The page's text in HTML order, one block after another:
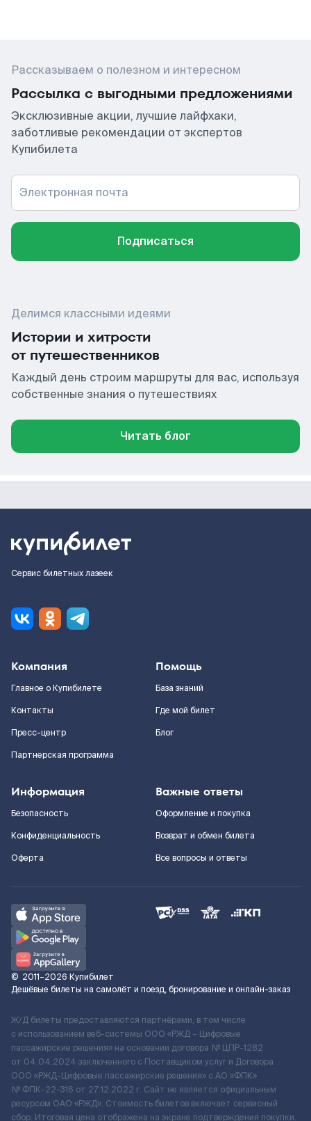
Рассказываем о полезном и интересном
Рассылка с выгодными предложениями
Эксклюзивные акции, лучшие лайфхаки,
заботливые рекомендации от экспертов
Купибилета
Электронная почта
Подписаться
Делимся классными идеями
Истории и хитрости
от путешественников
Каждый день строим маршруты для вас, используя
собственные знания о путешествиях
Читать блог
Сервис билетных лазеек
Компания
Главное о Купибилете
Контакты
Пресс-центр
Партнерская программа
Помощь
База знаний
Где мой билет
Блог
Информация
Безопасность
Конфиденциальность
Оферта
Важные ответы
Оформление и покупка
Возврат и обмен билета
Все вопросы и ответы
© 2011–2026 Купибилет
Дешёвые билеты на самолёт и поезд, бронирование и онлайн-заказ
Ж/Д билеты предоставляются партнёрами, в том числе
с использованием веб-системы ООО «РЖД – Цифровые
пассажирские решения» на основании договора № ЦПР-1282
от 04.04.2024 заключенного с Поставщиком услуг и Договора
ООО «РЖД-Цифровые пассажирские решения» c АО «ФПК»
№ ФПК-22-316 от 27.12.2022 г. Сайт не является официальным
ресурсом ОАО «РЖД». Стоимость билетов включает сервисный
сбор. Итоговая цена отображена на экране подтверждения покупки.